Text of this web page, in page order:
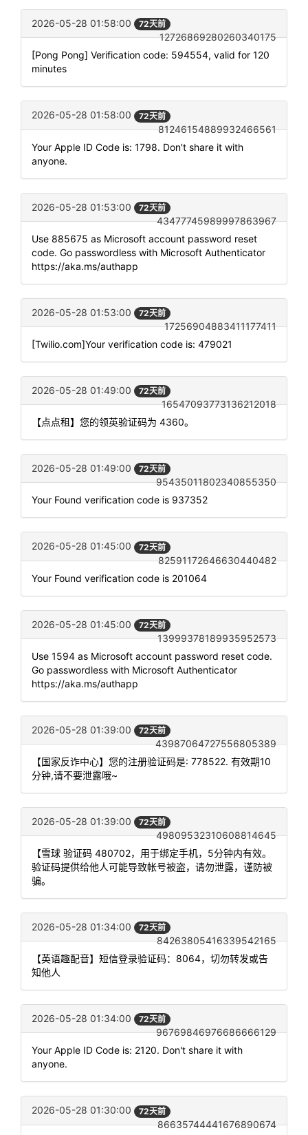
2026-05-28 01:58:00 72天前
12726869280260340175
[Pong Pong] Verification code: 594554, valid for 120
minutes
2026-05-28 01:58:00 72天前
81246154889932466561
Your Apple ID Code is: 1798. Don't share it with
anyone.
2026-05-28 01:53:00 72天前
43477745989997863967
Use 885675 as Microsoft account password reset
code. Go passwordless with Microsoft Authenticator
https://aka.ms/authapp
2026-05-28 01:53:00 72天前
17256904883411177411
[Twilio.com]Your verification code is: 479021
2026-05-28 01:49:00 72天前
16547093773136212018
【点点租】您的领英验证码为 4360。
2026-05-28 01:49:00 72天前
95435011802340855350
Your Found verification code is 937352
2026-05-28 01:45:00 72天前
82591172646630440482
Your Found verification code is 201064
2026-05-28 01:45:00 72天前
13999378189935952573
Use 1594 as Microsoft account password reset code.
Go passwordless with Microsoft Authenticator
https://aka.ms/authapp
2026-05-28 01:39:00 72天前
43987064727556805389
【国家反诈中心】您的注册验证码是: 778522. 有效期10
分钟,请不要泄露哦~
2026-05-28 01:39:00 72天前
49809532310608814645
【雪球 验证码 480702，用于绑定手机，5分钟内有效。
验证码提供给他人可能导致帐号被盗，请勿泄露，谨防被
骗。
2026-05-28 01:34:00 72天前
84263805416339542165
【英语趣配音】短信登录验证码：8064，切勿转发或告
知他人
2026-05-28 01:34:00 72天前
96769846976686666129
Your Apple ID Code is: 2120. Don't share it with
anyone.
2026-05-28 01:30:00 72天前
86635744441676890674